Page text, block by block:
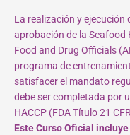
La realización y ejecución
aprobación de la Seafood
Food and Drug Officials
programa de
satisfacer el mandato
debe ser completada por
HACCP (FDA Título 21
Este Curso Oficial